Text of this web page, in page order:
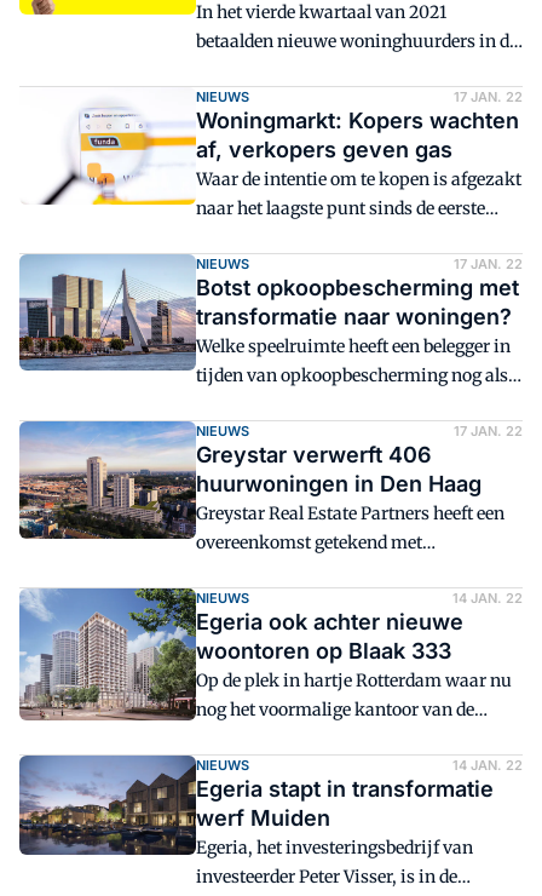
In het vierde kwartaal van 2021
betaalden nieuwe woninghuurders in de
dan in het vierde kwartaal van 2020, zo
blijkt uit cijfers van woningplatform
Pararius. Dit is de grootste procentuele
stijging sinds het derde kwartaal van
2018, toen de huurprijzen stegen met 5,9
NIEUWS 17 JAN. 22
Woningmarkt: Kopers wachten
af, verkopers geven gas
Waar de intentie om te kopen is afgezakt
naar het laagste punt sinds de eerste
intentie om te verkopen juist gestegen.
NIEUWS 17 JAN. 22
Botst opkoopbescherming met
transformatie naar woningen?
Welke speelruimte heeft een belegger in
tijden van opkoopbescherming nog als
huurwoningen? Volgens een juridisch
medewerker van de gemeente Rotterdam
is zelfs transformatie naar woningen
om deze te verhuren uit den boze.
NIEUWS 17 JAN. 22
Greystar verwerft 406
huurwoningen in Den Haag
Greystar Real Estate Partners heeft een
overeenkomst getekend met
verwerving van 406 middenhuur en
vrije sector huurwoningen in
nieuwbouwproject Levels in Den Haag.
In totaal omvat het project 548 vrije
sector en sociale huurappartementen
bedrijvigheid en een parkeergarage.
NIEUWS 14 JAN. 22
Egeria ook achter nieuwe
woontoren op Blaak 333
Op de plek in hartje Rotterdam waar nu
nog het voormalige kantoor van de
een woontoren met ruim 300
appartementen zijn verrezen. Ered, de
ontwikkelden dochter van de
investeringsbedrijf Egeria, is ook in dit
geval de opdrachtgever.
NIEUWS 14 JAN. 22
Egeria stapt in transformatie
werf Muiden
Egeria, het investeringsbedrijf van
investeerder Peter Visser, is in de